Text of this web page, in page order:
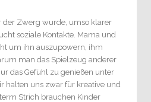
der Zwerg wurde, umso klarer
soziale Kontakte. Mama und
um ihn auszupowern, ihm
man das Spielzeug anderer
das Gefühl zu genießen unter
halten uns zwar für kreative und
Strich brauchen Kinder